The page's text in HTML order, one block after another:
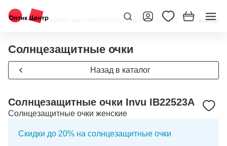
Главная/Интернет-магазин Солнцезащитные очки
Солнцезащитные очки
Назад в каталог
Солнцезащитные очки Invu IB22523A
Солнцезащитные очки женские
Скидки до 20% на солнцезащитные очки